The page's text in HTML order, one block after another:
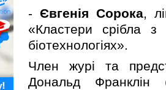
- Євгенія Сорока,
«Кластери срібла з
біотехнологіях».
Член журі та
Дональд Франклін